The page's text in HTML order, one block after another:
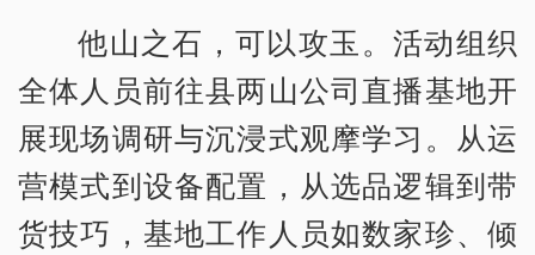
他山之石，可以攻玉。活动组织
全体人员前往县两山公司直播基地开
展现场调研与沉浸式观摩学习。从运
营模式到设备配置，从选品逻辑到带
货技巧，基地工作人员如数家珍、倾